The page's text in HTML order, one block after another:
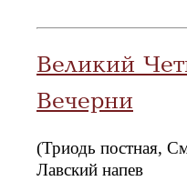
Великий
Вечерни
(Триодь постная,
Лавский напев